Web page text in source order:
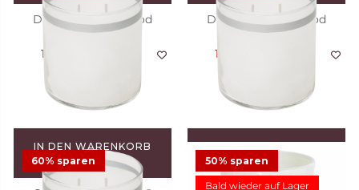
Duftwachsglas Mood
Passionate
14,48 €
Duftwachsglas Mood
Renewed
14,48 €
IN DEN WARENKORB
LEGEN
LEGEN
60% sparen 50% sparen
Bald wieder auf Lager